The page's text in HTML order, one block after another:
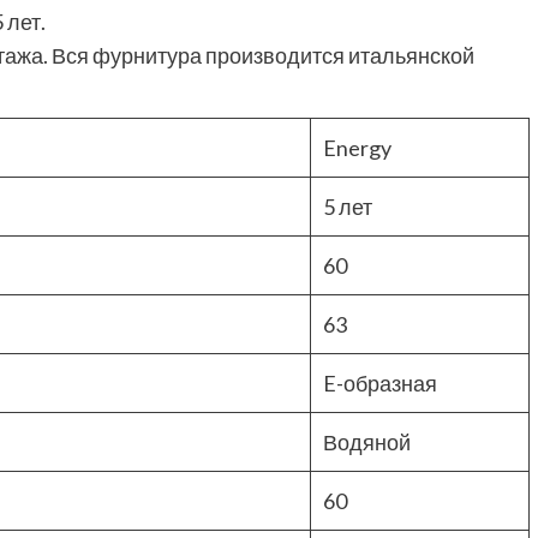
Вся фурнитура производится итальянской
Energy
5 лет
60
63
E-образная
Водяной
60